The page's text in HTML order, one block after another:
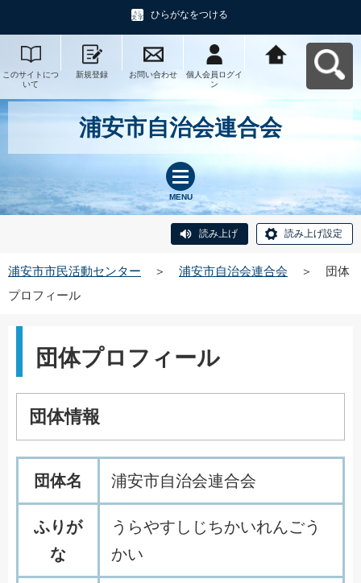
ひらがなをつける
このサイトにつ
いて
新規登録 お問い合わせ
個人会員ログイ
ン
浦安市自治会連合会
MENU
読み上げ 読み上げ設定
浦安市市民活動センター ＞ 浦安市自治会連合会 ＞
団体
プロフィール
団体プロフィール
団体情報
団体名 浦安市自治会連合会
ふりが
な
うらやすしじちかいれんごう
かい